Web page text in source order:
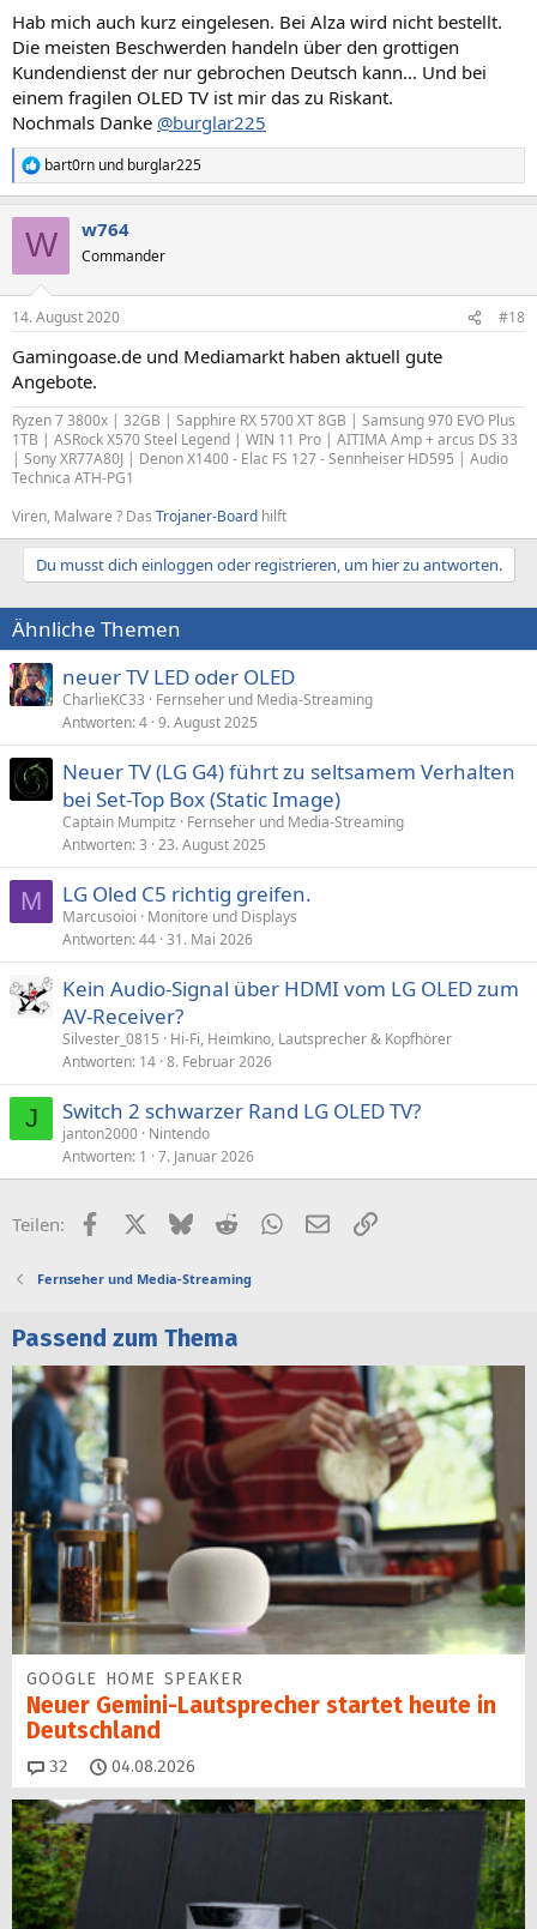
Hab mich auch kurz eingelesen. Bei Alza wird nicht bestellt.
Die meisten Beschwerden handeln über den grottigen
Kundendienst der nur gebrochen Deutsch kann... Und bei
einem fragilen OLED TV ist mir das zu Riskant.
Nochmals Danke @burglar225
R
e
k
e
:
bart0rn und burglar225
W w764
Commander
14. August 2020 #18
Gamingoase.de und Mediamarkt haben aktuell gute
Angebote.
Ryzen 7 3800x | 32GB | Sapphire RX 5700 XT 8GB | Samsung 970 EVO Plus
1TB | ASRock X570 Steel Legend | WIN 11 Pro | AITIMA Amp + arcus DS 33
| Sony XR77A80J | Denon X1400 - Elac FS 127 - Sennheiser HD595 | Audio
Technica ATH-PG1
Viren, Malware ? Das Trojaner-Board hilft
Du musst dich einloggen oder registrieren, um hier zu antworten.
Ähnliche Themen
neuer TV LED oder OLED
CharlieKC33
Fernseher und Media-Streaming
Antworten 4 9. August 2025
Neuer TV (LG G4) führt zu seltsamem Verhalten
bei Set-Top Box (Static Image)
Captain Mumpitz
Fernseher und Media-Streaming
Antworten 3 23. August 2025
M LG Oled C5 richtig greifen.
Marcusoioi
Monitore und Displays
Antworten 44 31. Mai 2026
Kein Audio-Signal über HDMI vom LG OLED zum
AV-Receiver?
Silvester_0815
Hi-Fi, Heimkino, Lautsprecher & Kopfhörer
Antworten 14 8. Februar 2026
J Switch 2 schwarzer Rand LG OLED TV?
janton2000 Nintendo
Antworten 1 7. Januar 2026
Teilen: FacebookX (Twitter)
BlueskyRedditWhatsApp
E-MailLink
Fernseher und Media-Streaming
Passend zum Thema
GOOGLE HOME SPEAKER
Neuer Gemini-Laut­spre­cher startet heu­te in
Deutschland
32 Kommentare
04.08.2026